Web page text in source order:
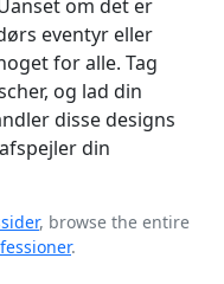
om det er
eventyr eller
for alle. Tag
og lad din
disse designs
din
, browse the entire
.